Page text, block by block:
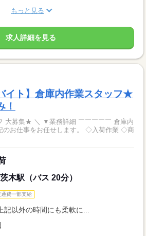
もっと見る
求人詳細を見る
イト】倉庫内作業スタッフ★
！
細 ￣￣￣￣￣ 倉庫内
をお任せします。 ◇入荷作業 ◇商
木駅（バス 20分）
通費一部支給
以外の時間にも柔軟に...